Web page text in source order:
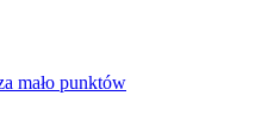
mało punktów